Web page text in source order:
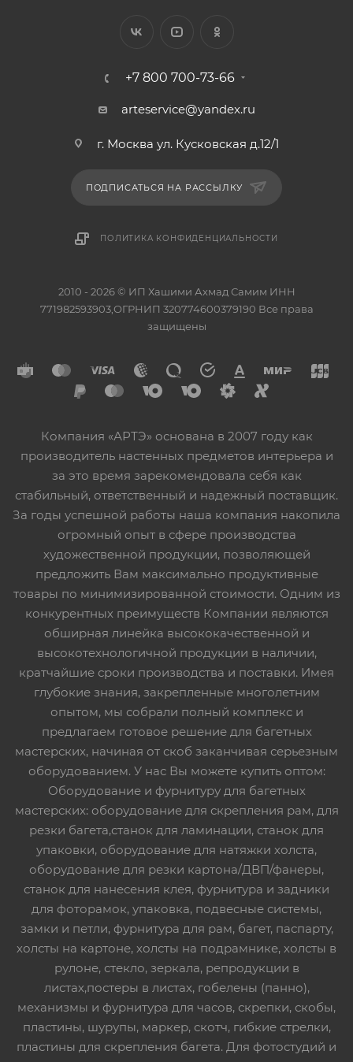
+7 800 700-73-66
arteservice@yandex.ru
г. Москва ул. Кусковская д.12/1
ПОДПИСАТЬСЯ НА РАССЫЛКУ
ПОЛИТИКА КОНФИДЕНЦИАЛЬНОСТИ
2010 - 2026 © ИП Хашими Ахмад Самим ИНН
771982593903,ОГРНИП 320774600379190 Все права
защищены
Компания «АРТЭ» основана в 2007 году как
производитель настенных предметов интерьера и
за это время зарекомендовала себя как
стабильный, ответственный и надежный поставщик.
За годы успешной работы наша компания накопила
огромный опыт в сфере производства
художественной продукции, позволяющей
предложить Вам максимально продуктивные
товары по минимизированной стоимости. Одним из
конкурентных преимуществ Компании являются
обширная линейка высококачественной и
высокотехнологичной продукции в наличии,
кратчайшие сроки производства и поставки. Имея
глубокие знания, закрепленные многолетним
опытом, мы собрали полный комплекс и
предлагаем готовое решение для багетных
мастерских, начиная от скоб заканчивая серьезным
оборудованием. У нас Вы можете купить оптом:
Оборудование и фурнитуру для багетных
мастерских: оборудование для скрепления рам, для
резки багета,станок для ламинации, станок для
упаковки, оборудование для натяжки холста,
оборудование для резки картона/ДВП/фанеры,
станок для нанесения клея, фурнитура и задники
для фоторамок, упаковка, подвесные системы,
замки и петли, фурнитура для рам, багет, паспарту,
холсты на картоне, холсты на подрамнике, холсты в
рулоне, стекло, зеркала, репродукции в
листах,постеры в листах, гобелены (панно),
механизмы и фурнитура для часов, скрепки, скобы,
пластины, шурупы, маркер, скотч, гибкие стрелки,
пластины для скрепления багета. Для фотостудий и